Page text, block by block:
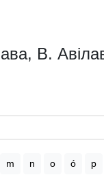
В.
m n o ó p